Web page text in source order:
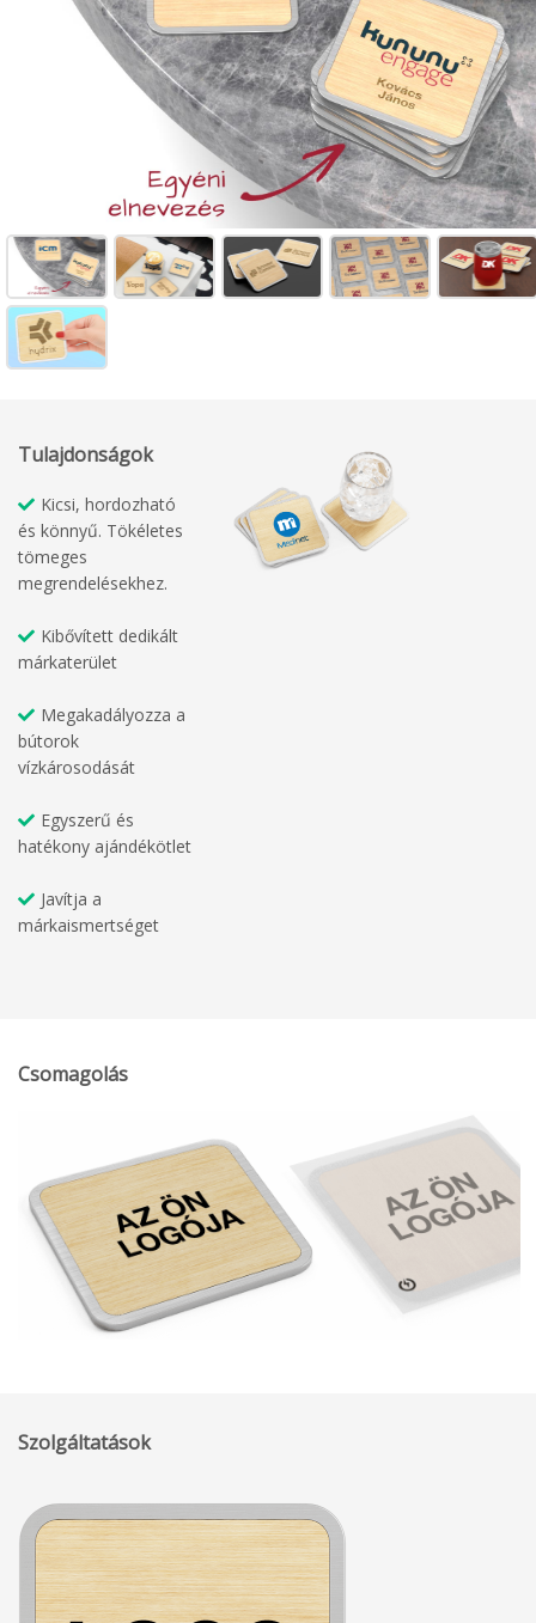
Tulajdonságok
Kicsi, hordozható
és könnyű. Tökéletes
tömeges
megrendelésekhez.
Kibővített dedikált
márkaterület
Megakadályozza a
bútorok
vízkárosodását
Egyszerű és
hatékony ajándékötlet
Javítja a
márkaismertséget
Csomagolás
Szolgáltatások